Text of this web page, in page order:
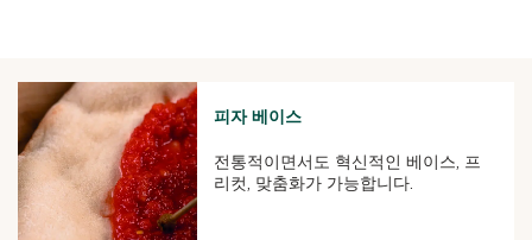
피자 베이스
전통적이면서도 혁신적인 베이스, 프
리컷, 맞춤화가 가능합니다.